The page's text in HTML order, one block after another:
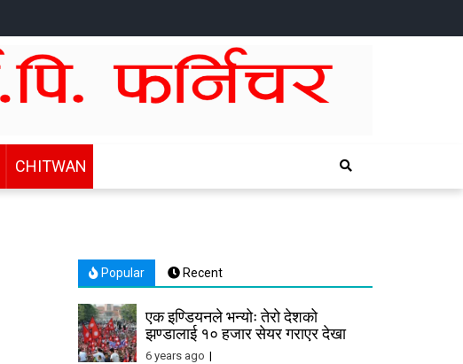
CHITWAN
Popular Recent
एक इण्डियनले भन्योः तेरो देशको
झण्डालाई १० हजार सेयर गराएर देखा
6 years ago